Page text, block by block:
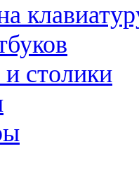
столики